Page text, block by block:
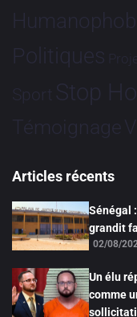
Politiques
Sport Stop
Témoignage
Articles récents
Sénégal
grandit
02/08/
Un élu
comme